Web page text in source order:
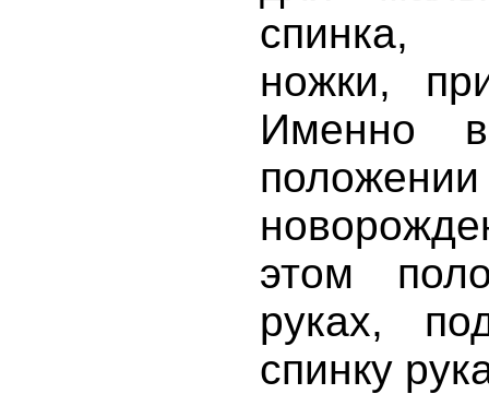
спинка,
ножки,
Именно в
этом
руках,
спинку